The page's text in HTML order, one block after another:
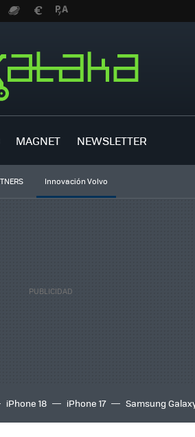
MAGNET NEWSLETTER
Innovación Volvo
iPhone 18 iPhone 17 Samsung